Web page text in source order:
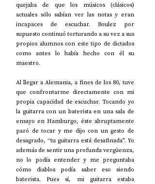
quejaba de que los músicos (clásicos)
actuales sólo sabían ver las notas y eran
incapaces de escuchar. Boulez por
supuesto continuó torturando a su vez a sus
propios alumnos con este tipo de dictados
como antes lo había hecho con él su
maestro.
Al llegar a Alemania, a fines de los 80, tuve
que confrontarme directamente con mi
propia capacidad de escuchar. Tocando yo
la guitarra con un baterista en una sala de
ensayo en Hamburgo, éste abruptamente
paró de tocar y me dijo con un gesto de
desagrado, “tu guitarra está desafinada”. Yo
además de sentir una profunda vergüenza,
no lo podía entender y me preguntaba
cómo diablos podía saber eso siendo
baterista. Pues sí, mi guitarra estaba